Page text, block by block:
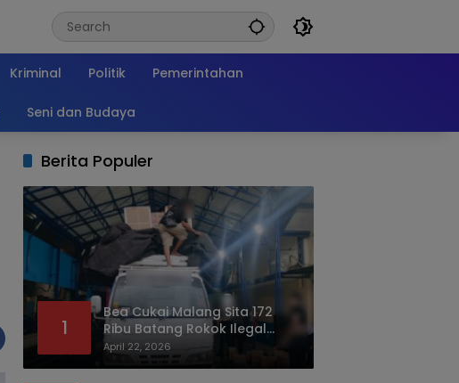
Kriminal Politik Pemerintahan
Seni dan Budaya
Berita Populer
1
Bea Cukai Malang Sita 172
Ribu Batang Rokok Ilegal
Bermodus Kemasan Sabun
April 22, 2026